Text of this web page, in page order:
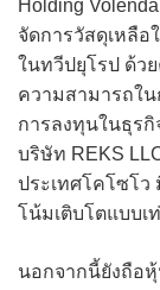
Holding
จัดการวัสดุเหลื
ในทวีปยุโรป ด้ว
ความสามารถใ
การลงทุนในธุรกิ
บริษัท REKS
ประเทศโคโซโว
โน้มเติบโตแบบเ
นอกจากนี้ยังถือหุ้